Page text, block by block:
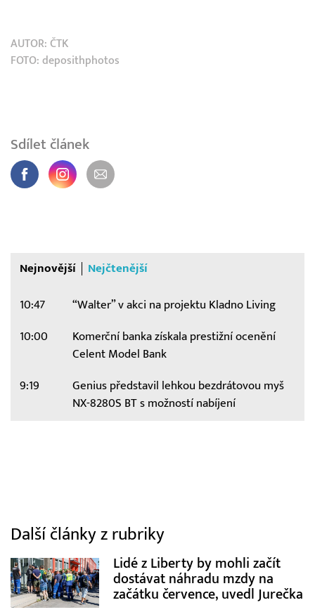
AUTOR: ČTK
FOTO: deposithphotos
Sdílet článek
Nejnovější Nejčtenější
10:47 “Walter” v akci na projektu Kladno Living
10:00
Komerční banka získala prestižní ocenění
Celent Model Bank
9:19
Genius představil lehkou bezdrátovou myš
NX-8280S BT s možností nabíjení
Další články z rubriky
Lidé z Liberty by mohli začít
dostávat náhradu mzdy na
začátku července, uvedl Jurečka